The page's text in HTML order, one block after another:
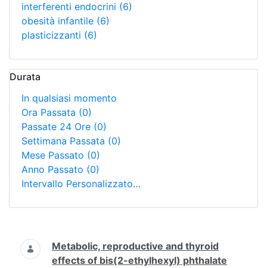
interferenti endocrini (6)
obesità infantile (6)
plasticizzanti (6)
Durata
In qualsiasi momento
Ora Passata (0)
Passate 24 Ore (0)
Settimana Passata (0)
Mese Passato (0)
Anno Passato (0)
Intervallo Personalizzato…
Ricerca
Metabolic, reproductive and thyroid
effects of bis(2-ethylhexyl) phthalate